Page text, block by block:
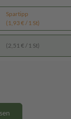
Spartipp
(1,93 € / 1 St)
(2,51 € / 1 St)